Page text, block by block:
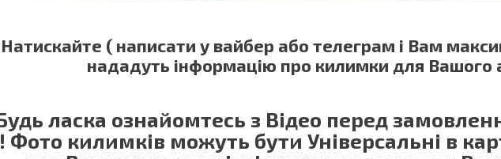
Натискайте ( написати у вайбер або телеграм і Вам
нададуть інформацію про килимки для Вашого
ласка ознайомтесь з Відео перед
! Фото килимків можуть бути Універсальні в